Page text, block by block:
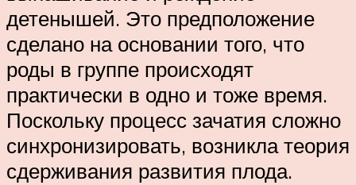
детенышей. Это предположение
сделано на основании того, что
роды в группе происходят
практически в одно и тоже время.
Поскольку процесс зачатия сложно
синхронизировать, возникла теория
сдерживания развития плода.